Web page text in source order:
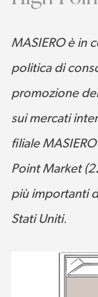
MASIERO è in
politica di
promozione
sui mercati
filiale
Point Market
più importanti
Stati Uniti.